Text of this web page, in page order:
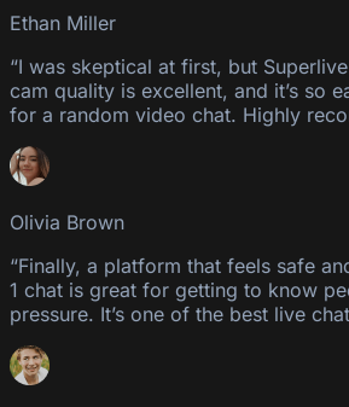
Ethan Miller
“I was skeptical at first, but
cam quality is excellent, and it’s so
for a random video chat. Highly
Olivia Brown
“Finally, a platform that feels safe
1 chat is great for getting to know
pressure. It’s one of the best live